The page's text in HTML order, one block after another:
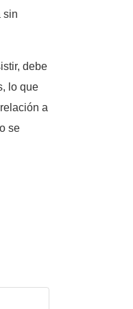
sin
debe
lo que
a
se